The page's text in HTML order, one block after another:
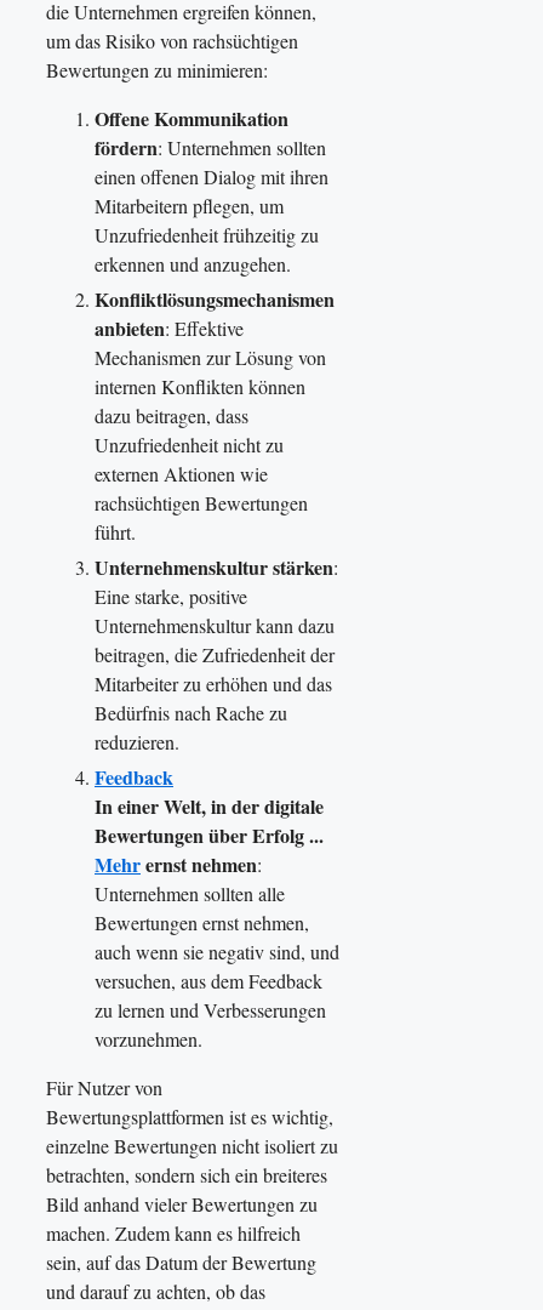
die Unternehmen ergreifen können,
um das Risiko von rachsüchtigen
Bewertungen zu minimieren:
Offene Kommunikation
fördern: Unternehmen sollten
einen offenen Dialog mit ihren
Mitarbeitern pflegen, um
Unzufriedenheit frühzeitig zu
erkennen und anzugehen.
Konfliktlösungsmechanismen
anbieten: Effektive
Mechanismen zur Lösung von
internen Konflikten können
dazu beitragen, dass
Unzufriedenheit nicht zu
externen Aktionen wie
rachsüchtigen Bewertungen
führt.
Unternehmenskultur stärken:
Eine starke, positive
Unternehmenskultur kann dazu
beitragen, die Zufriedenheit der
Mitarbeiter zu erhöhen und das
Bedürfnis nach Rache zu
reduzieren.
Feedback
In einer Welt, in der digitale
Bewertungen über Erfolg ...
Mehrernst nehmen:
Unternehmen sollten alle
Bewertungen ernst nehmen,
auch wenn sie negativ sind, und
versuchen, aus dem Feedback
zu lernen und Verbesserungen
vorzunehmen.
Für Nutzer von
Bewertungsplattformen ist es wichtig,
einzelne Bewertungen nicht isoliert zu
betrachten, sondern sich ein breiteres
Bild anhand vieler Bewertungen zu
machen. Zudem kann es hilfreich
sein, auf das Datum der Bewertung
und darauf zu achten, ob das